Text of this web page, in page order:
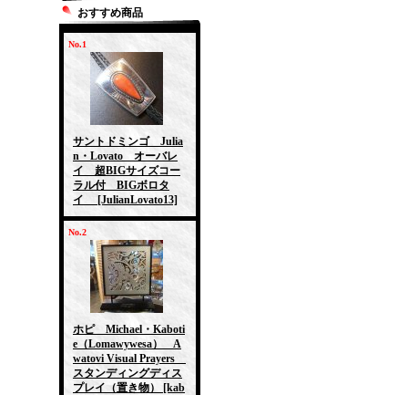
おすすめ商品
No.1
サントドミンゴ Julia
n・Lovato オーバレ
イ 超BIGサイズコー
ラル付 BIGボロタ
イ
[JulianLovato13]
No.2
ホピ Michael・Kaboti
e（Lomawywesa） A
watovi Visual Prayers
スタンディングディス
プレイ（置き物）
[kab